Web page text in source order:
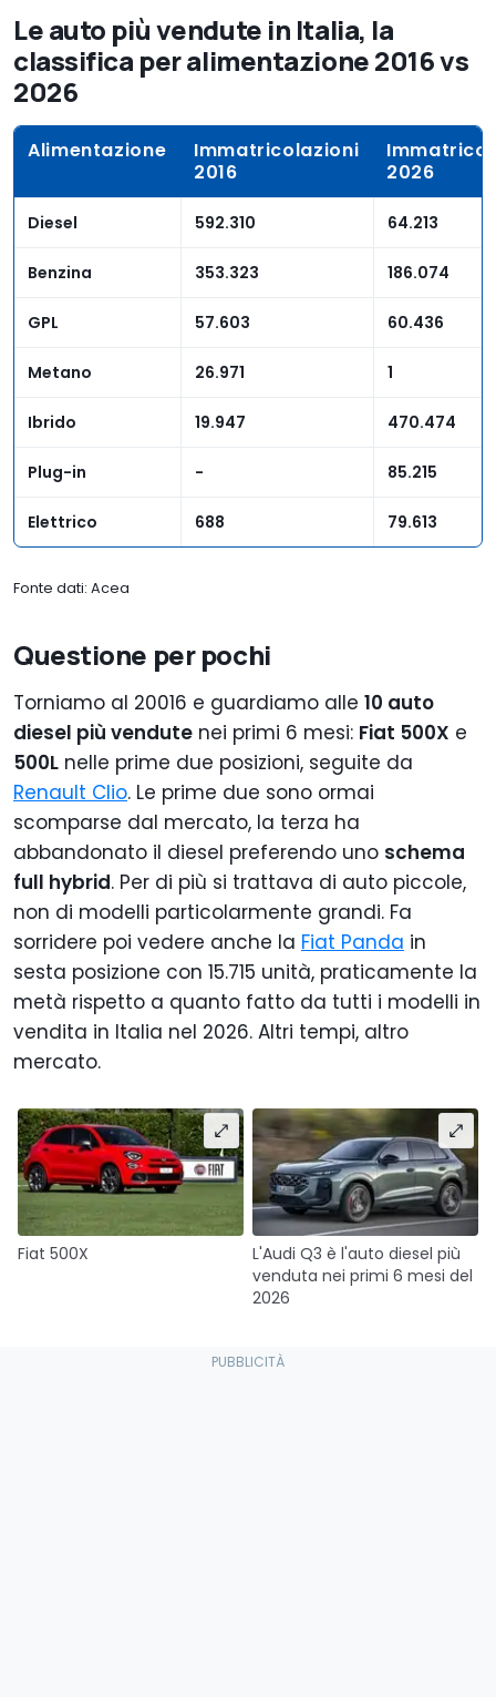
Le auto più vendute in Italia, la
classifica per alimentazione 2016 vs
2026
Alimentazione
Immatricolazioni
2016
2026
Diesel 592.310 64.213
Benzina 353.323 186.074
GPL 57.603 60.436
Metano 26.971 1
Ibrido 19.947 470.474
Plug-in - 85.215
Elettrico 688 79.613
Fonte dati: Acea
Questione per pochi
Torniamo al 20016 e guardiamo alle 10 auto
diesel più vendute nei primi 6 mesi: Fiat 500X e
500L nelle prime due posizioni, seguite da
Renault Clio. Le prime due sono ormai
scomparse dal mercato, la terza ha
abbandonato il diesel preferendo uno schema
full hybrid. Per di più si trattava di auto piccole,
non di modelli particolarmente grandi. Fa
sorridere poi vedere anche la Fiat Panda in
sesta posizione con 15.715 unità, praticamente la
metà rispetto a quanto fatto da tutti i modelli in
vendita in Italia nel 2026. Altri tempi, altro
mercato.
Fiat 500X
L'Audi Q3 è l'auto diesel più
venduta nei primi 6 mesi del
2026